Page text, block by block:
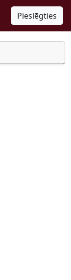
Pieslēgties